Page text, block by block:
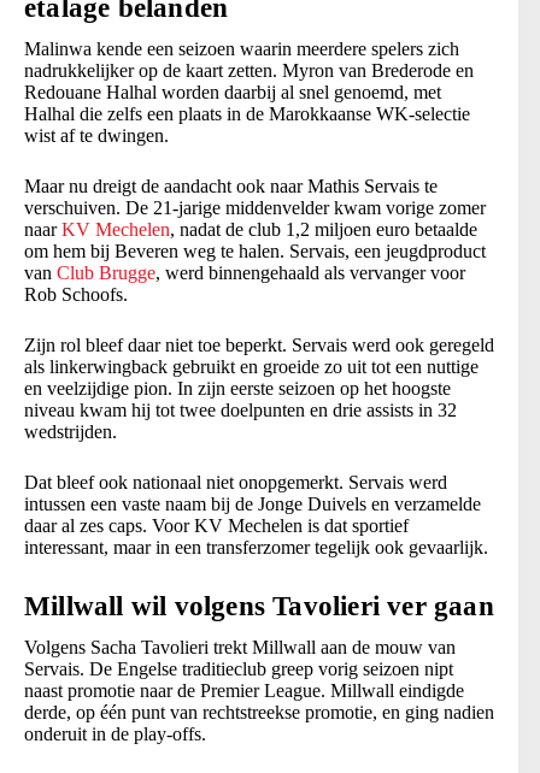
etalage belanden
Malinwa kende een seizoen waarin meerdere spelers zich
nadrukkelijker op de kaart zetten. Myron van Brederode en
Redouane Halhal worden daarbij al snel genoemd, met
Halhal die zelfs een plaats in de Marokkaanse WK-selectie
wist af te dwingen.
Maar nu dreigt de aandacht ook naar Mathis Servais te
verschuiven. De 21-jarige middenvelder kwam vorige zomer
naarKV Mechelen, nadat de club 1,2 miljoen euro betaalde
om hem bij Beveren weg te halen. Servais, een jeugdproduct
van Club Brugge, werd binnengehaald als vervanger voor
Rob Schoofs.
Zijn rol bleef daar niet toe beperkt. Servais werd ook geregeld
als linkerwingback gebruikt en groeide zo uit tot een nuttige
en veelzijdige pion. In zijn eerste seizoen op het hoogste
niveau kwam hij tot twee doelpunten en drie assists in 32
wedstrijden.
Dat bleef ook nationaal niet onopgemerkt. Servais werd
intussen een vaste naam bij de Jonge Duivels en verzamelde
daar al zes caps. Voor KV Mechelen is dat sportief
interessant, maar in een transferzomer tegelijk ook gevaarlijk.
Millwall wil volgens Tavolieri ver gaan
Volgens Sacha Tavolieri trekt Millwall aan de mouw van
Servais. De Engelse traditieclub greep vorig seizoen nipt
naast promotie naar de Premier League. Millwall eindigde
derde, op één punt van rechtstreekse promotie, en ging nadien
onderuit in de play-offs.